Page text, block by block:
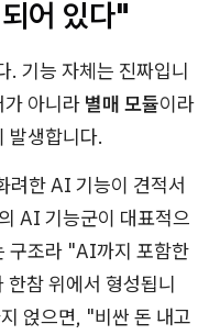
어 있다"
. 기능 자체는 진짜입니
아니라 별매 모듈이라
발생합니다.
려한 AI 기능이 견적서
AI 기능군이 대표적으
구조라 "AI까지 포함한
참 위에서 형성됩니
얹으면, "비싼 돈 내고